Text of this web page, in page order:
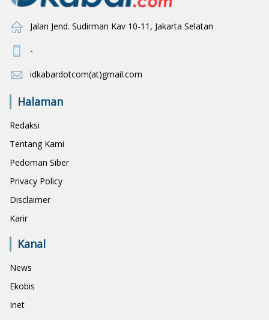
Jalan Jend. Sudirman Kav 10-11, Jakarta Selatan
-
idkabardotcom(at)gmail.com
Halaman
Redaksi
Tentang Kami
Pedoman Siber
Privacy Policy
Disclaimer
Karir
Kanal
News
Ekobis
Inet